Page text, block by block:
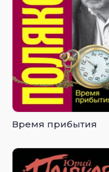
Время прибытия